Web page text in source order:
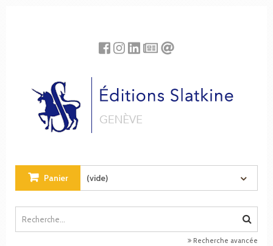
Panier (vide)
Recherche avancée